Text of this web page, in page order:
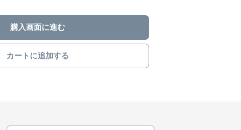
購入画面に進む
カートに追加する